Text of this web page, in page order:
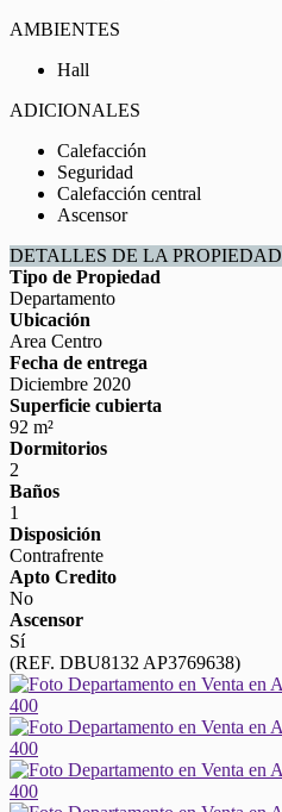
AMBIENTES
Hall
ADICIONALES
Calefacción
Seguridad
Calefacción central
Ascensor
DETALLES DE LA PROPIEDAD
Tipo de Propiedad
Departamento
Ubicación
Area Centro
Fecha de entrega
Diciembre 2020
Superficie cubierta
92 m²
Dormitorios
2
Baños
1
Disposición
Contrafrente
Apto Credito
No
Ascensor
Sí
(REF. DBU8132 AP3769638)